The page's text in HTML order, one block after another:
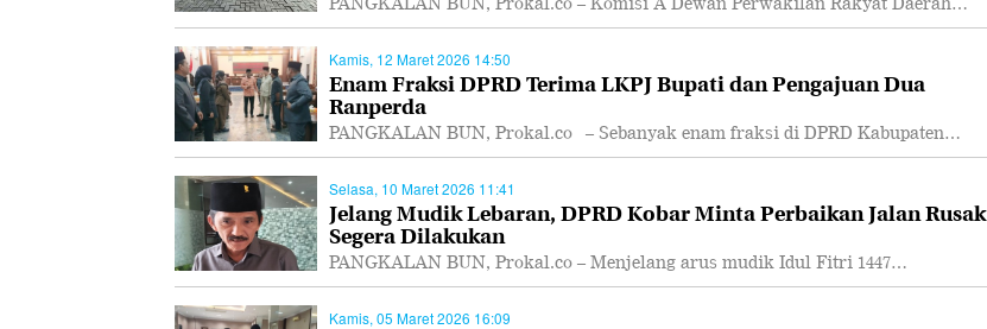
Kamis, 12 Maret 2026 14:50
Enam Fraksi DPRD Terima LKPJ Bupati dan Pengajuan Dua
Ranperda
PANGKALAN BUN, Prokal.co – Sebanyak enam fraksi di DPRD Kabupaten…
Selasa, 10 Maret 2026 11:41
Jelang Mudik Lebaran, DPRD Kobar Minta Perbaikan Jalan Rusak
Segera Dilakukan
PANGKALAN BUN, Prokal.co – Menjelang arus mudik Idul Fitri 1447…
Kamis, 05 Maret 2026 16:09